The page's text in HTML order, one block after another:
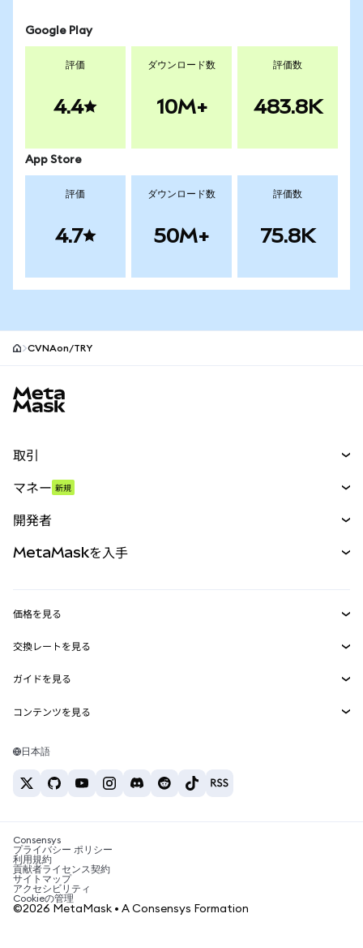
Google Play
評価
4.4
ダウンロード数
10M+
評価数
483.8K
App Store
評価
4.7
ダウンロード数
50M+
評価数
75.8K
CVNAon/TRY
取引
パーペチュアル
RWA
マネー 新規
開発者
MetaMask Connect
Snaps
Web3サービス
MetaMaskを入手
セキュリティ
サポート
キャリア
お問い合わせ
価格を見る
イーサリアムの価格
Solanaの価格
Tetherの価格
交換レートを見る
ETH→USD
USDT→INR
BTC→INR
ETH→USDT
ガイドを見る
ETHの購入
USDTの購入
SHIBの購入
BNBの購入
コンテンツを見る
Solanaウォレット
税制関連ニュース
暗号資産の購入方法は？
ビットコインを売るには？
日本語
Consensys
プライバシー ポリシー
利用規約
貢献者ライセンス契約
サイトマップ
アクセシビリティ
Cookieの管理
©2026 MetaMask • A Consensys Formation